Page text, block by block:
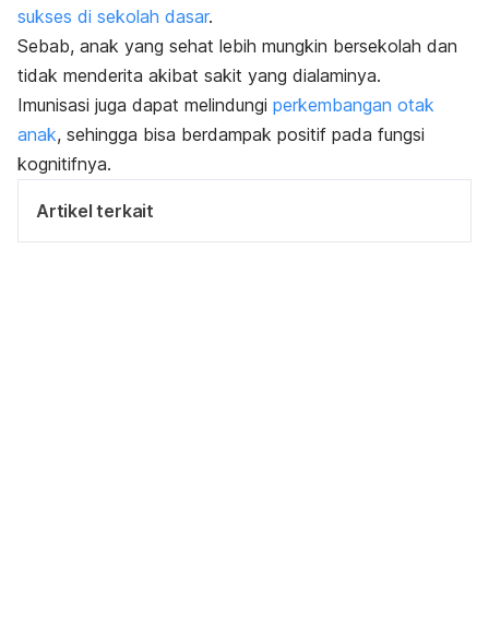
sukses di sekolah dasar.
Sebab, anak yang sehat lebih mungkin bersekolah dan
tidak menderita akibat sakit yang dialaminya.
Imunisasi juga dapat melindungi perkembangan otak
anak, sehingga bisa berdampak positif pada fungsi
kognitifnya.
Artikel terkait